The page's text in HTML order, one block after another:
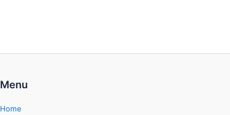
Menu
Home